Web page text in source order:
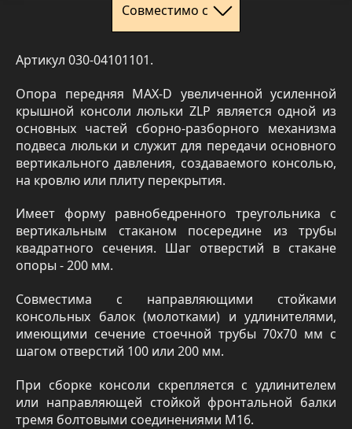
Совместимо с
Артикул 030-04101101.
Опора передняя MAX-D увеличенной усиленной
крышной консоли люльки ZLP является одной из
основных частей сборно-разборного механизма
подвеса люльки и служит для передачи основного
вертикального давления, создаваемого консолью,
на кровлю или плиту перекрытия.
Имеет форму равнобедренного треугольника с
вертикальным стаканом посередине из трубы
квадратного сечения. Шаг отверстий в стакане
опоры - 200 мм.
Совместима с направляющими стойками
консольных балок (молотками) и удлинителями,
имеющими сечение стоечной трубы 70х70 мм с
шагом отверстий 100 или 200 мм.
При сборке консоли скрепляется с удлинителем
или направляющей стойкой фронтальной балки
тремя болтовыми соединениями М16.